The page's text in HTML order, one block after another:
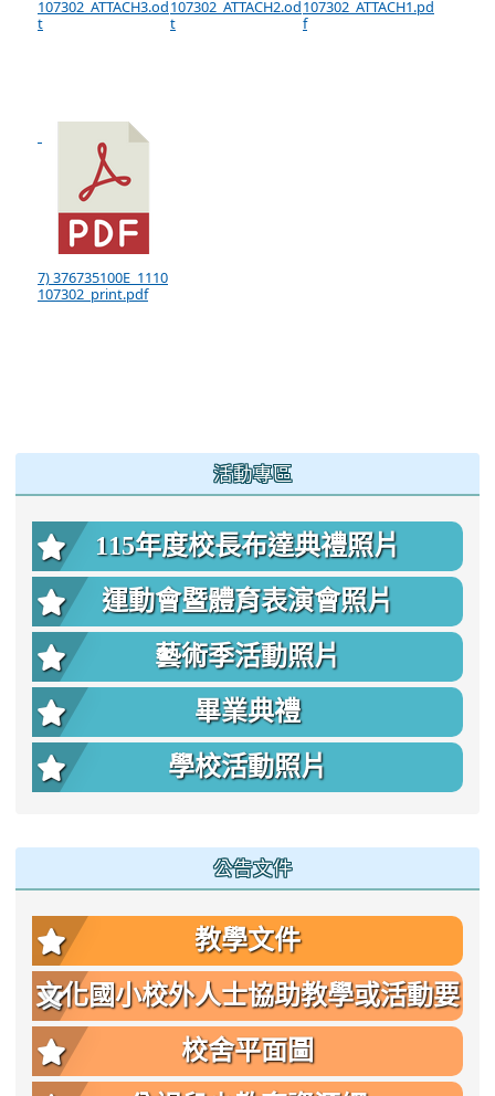
107302_ATTACH3.od
t
107302_ATTACH2.od
t
107302_ATTACH1.pd
f
7) 376735100E_1110
107302_print.pdf
活動專區
115年度校長布達典禮照片
運動會暨體育表演會照片
藝術季活動照片
畢業典禮
學校活動照片
公告文件
教學文件
文化國小校外人士協助教學或活動要
點
校舍平面圖